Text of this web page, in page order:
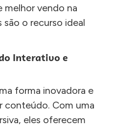
melhor vendo na
são o recurso ideal
Interativo e
forma inovadora e
conteúdo. Com uma
eles oferecem